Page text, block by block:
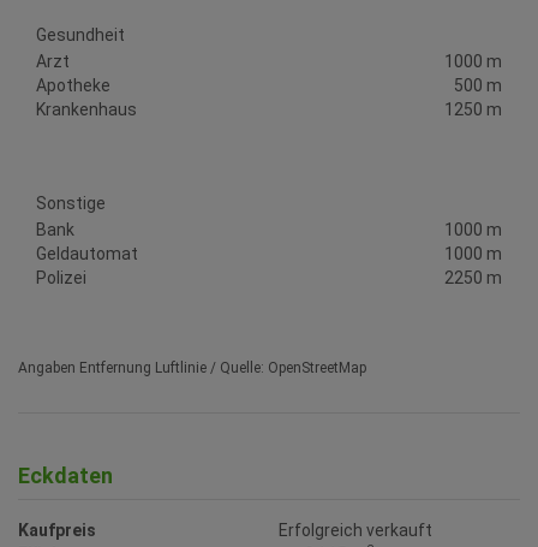
Gesundheit
Arzt
1000 m
Apotheke
500 m
Krankenhaus
1250 m
Sonstige
Bank
1000 m
Geldautomat
1000 m
Polizei
2250 m
Angaben Entfernung Luftlinie / Quelle: OpenStreetMap
Eckdaten
Kaufpreis
Erfolgreich verkauft